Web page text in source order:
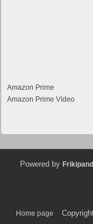
Amazon Prime
Amazon Prime Vídeo
Powered by
Home page